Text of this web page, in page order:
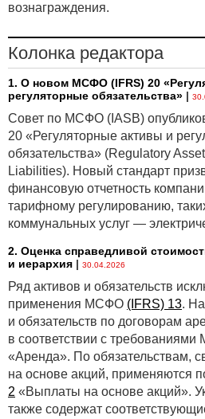
вознаграждения.
Колонка редактора
1. О новом МСФО (IFRS) 20
регуляторные обязательства» |
Совет по МСФО (IASB)
20 «Регуляторные активы и
обязательства» (Regulatory
Liabilities). Новый стандарт
финансовую отчетность
тарифному регулированию,
коммунальных услуг —
2. Оценка справедливой
и иерархия | 30.04.2026
Ряд активов и обязательств
применения МСФО (IFRS) 13.
и обязательств по договорам
в соответствии с
«Аренда». По обязательствам,
на основе акций,
2 «Выплаты на основе акций».
также содержат